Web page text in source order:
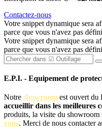
Contactez-nous
Votre snippet dynamique sera
parce que vous n'avez pas
Votre snippet dynamique sera
parce que vous n'avez pas
E.P.I. - Equipement de
Notre showroom est ouvert du
accueillir dans les meilleures
produits, la visite du showroom
vous. Merci de nous contacter